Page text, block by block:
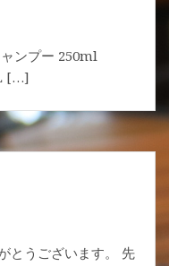
ンプー 250ml
[…]
とうございます。 先